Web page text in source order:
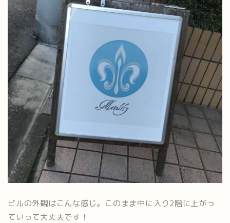
ビルの外観はこんな感じ。このまま中に入り2階に上がっ
ていって大丈夫です！